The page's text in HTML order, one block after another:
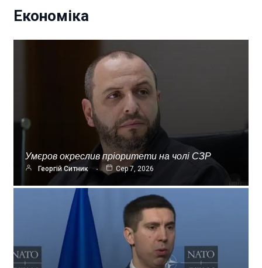
Економіка
Умєров окреслив пріоритети на чолі СЗР
Георгій Ситник Сер 7, 2026